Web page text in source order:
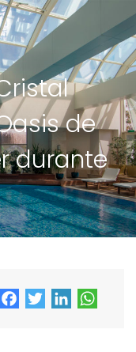
de
durante
FacebookTwitterLinkedIn